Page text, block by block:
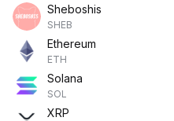
Sheboshis
SHEB
Ethereum
ETH
Solana
SOL
XRP